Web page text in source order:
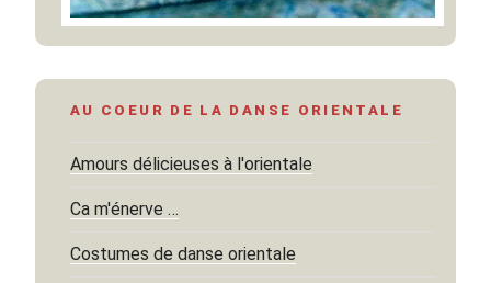
AU COEUR DE LA DANSE ORIENTALE
Amours délicieuses à l'orientale
Ca m'énerve …
Costumes de danse orientale